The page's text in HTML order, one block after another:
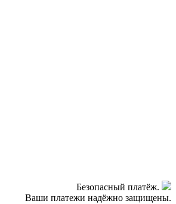
Безопасный платёж.
Ваши платежи надёжно защищены.